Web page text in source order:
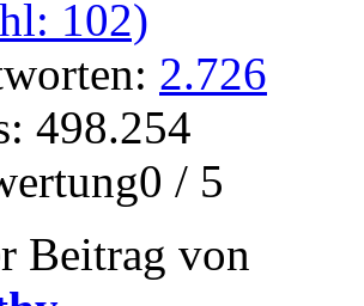
2.726
498.254
/ 5
Beitrag von